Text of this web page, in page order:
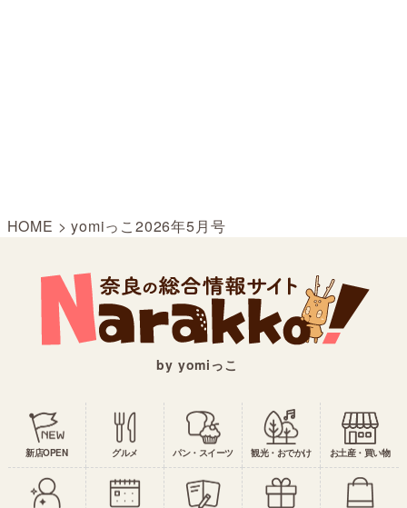
HOME >yomiっこ2026年5月号
by yomiっこ
新店OPEN グルメ パン・スイーツ 観光・おでかけ お土産・買い物